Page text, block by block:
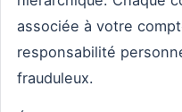
associée à votre
responsabilité
frauduleux.